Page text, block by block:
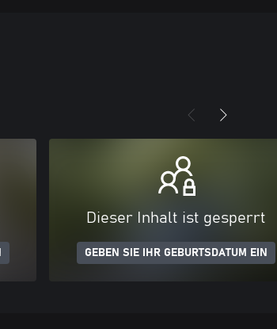
Dieser Inhalt ist gesperrt
GEBEN SIE IHR GEBURTSDATUM EIN